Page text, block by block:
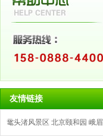
友情链接
鼋头渚风景区 北京颐和园 峨